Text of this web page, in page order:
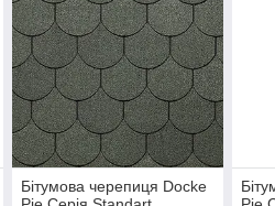
Бітумова черепиця Docke